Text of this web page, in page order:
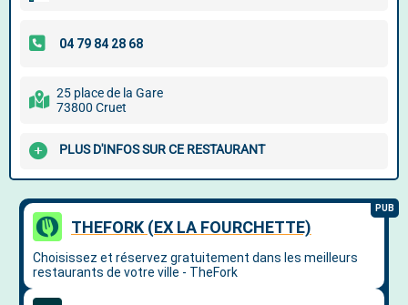
25 place de la Gare
73800 Cruet
PLUS D'INFOS SUR CE RESTAURANT